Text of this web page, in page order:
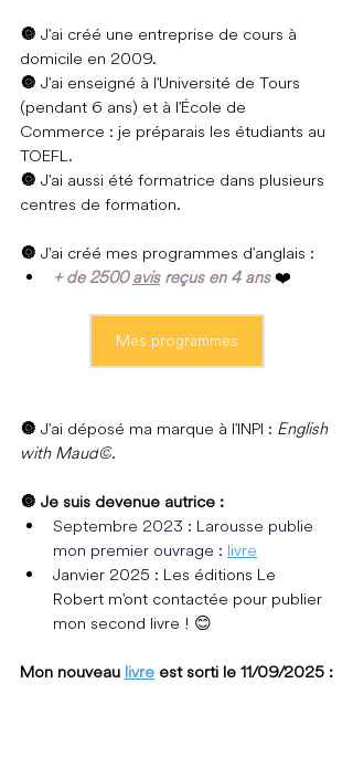
🔘 J'ai créé une entreprise de cours à
domicile en 2009.
🔘 J'ai enseigné à l'Université de Tours
(pendant 6 ans) et à l'École de
Commerce : je préparais les étudiants au
TOEFL.
🔘 J'ai aussi été formatrice dans plusieurs
centres de formation.
🔘 J'ai créé mes programmes d'anglais :
+ de 2500 avis reçus en 4 ans ❤️
Mes programmes
🔘 J'ai déposé ma marque à l'INPI : English
with Maud©.
🔘 Je suis devenue autrice :
Septembre 2023 : Larousse publie
mon premier ouvrage : livre
Janvier 2025 : Les éditions Le
Robert m'ont contactée pour publier
mon second livre ! 😊
Mon nouveau livre est sorti le 11/09/2025 :